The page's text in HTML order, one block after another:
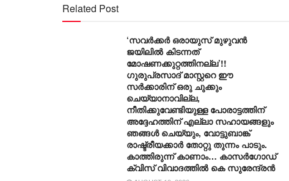
Related Post
‘സവർക്കർ ഒരായുസ് മുഴുവൻ
ജയിലിൽ കിടന്നത്
മോഷണക്കുറ്റത്തിനല്ല’!!
ഗുരുപ്രസാദ് മാസ്റ്ററെ ഈ
സർക്കാരിന് ഒരു ചുക്കും
ചെയ്യാനാവില്ല,
നീതിക്കുവേണ്ടിയുള്ള പോരാട്ടത്തിന്
അദ്ദേഹത്തിന് എല്ലാ സഹായങ്ങളും
ഞങ്ങൾ ചെയ്യും, വോട്ടുബാങ്ക്
രാഷ്ട്രീയക്കാർ തോറ്റു തുന്നം പാടും.
കാത്തിരുന്ന് കാണാം… കാസർഗോഡ്
ക്വിസ് വിവാദത്തിൽ കെ സുരേന്ദ്രൻ